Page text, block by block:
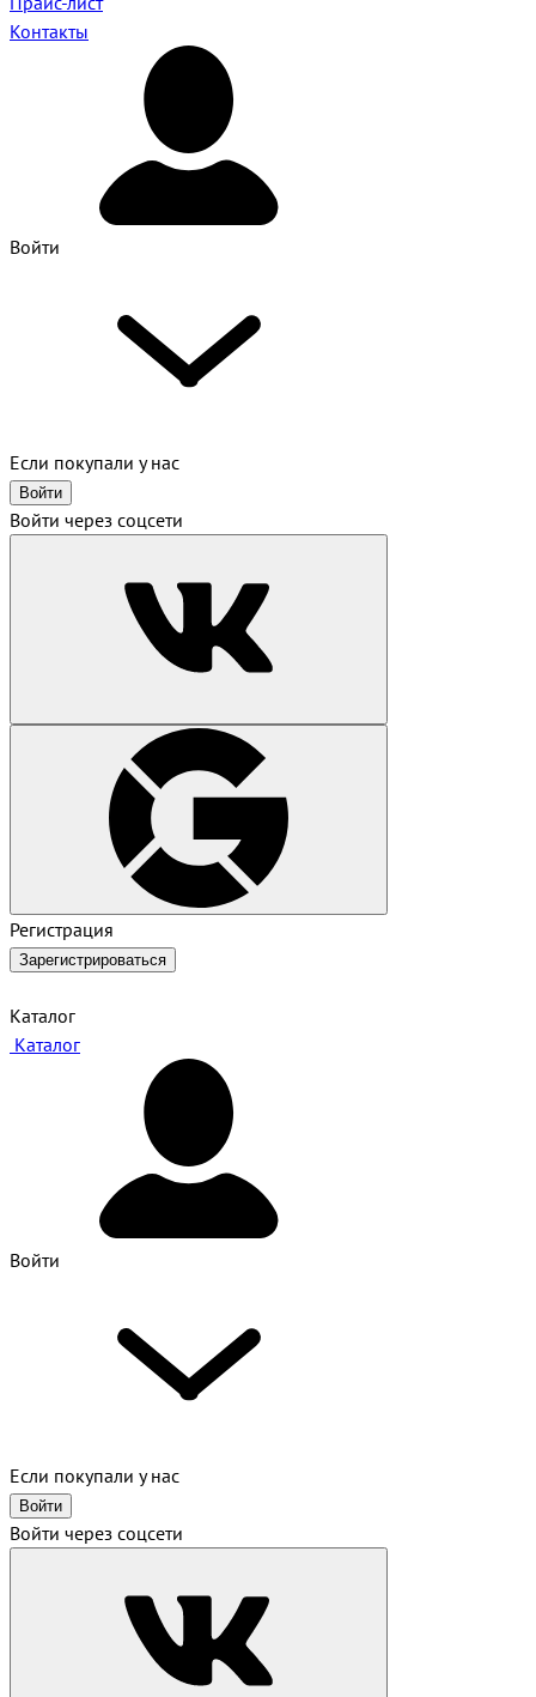
Контакты
Войти
Если покупали у нас
Войти
Войти через соцсети
Регистрация
Зарегистрироваться
Каталог
Каталог
Войти
Если покупали у нас
Войти
Войти через соцсети